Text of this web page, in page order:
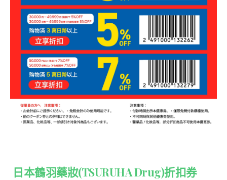
日本鶴羽藥妝(TSURUHA Drug)折扣券